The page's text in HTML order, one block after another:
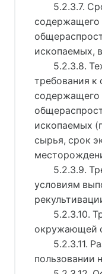
5.2.3.7.
ископаемых,
5.2.3.8.
требования к
ископаемых
сырья, срок
5.2.3.9.
условиям
5.2.3.10.
окружающей
5.2.3.11.
пользовании